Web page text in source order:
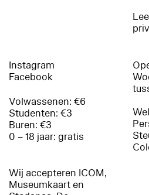
Instagram
Facebook
Volwassenen: €6
Studenten: €3
Buren: €3
0 – 18 jaar: gratis
Wij accepteren ICOM,
Museumkaart en